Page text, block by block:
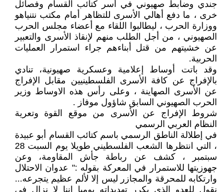
جندي وضابط صهيوني في أسر كتائب القسام وفصائل
خرى ، ما دفع أهالي الأسرى للتظاهر أمام مكتب نتنياهو
ووزارة الحرب ، ليطالبوا اللقاء مع أعضاء مجلس الحرب
الصهيوني ، من أجل الطلب منهم لإنقاذ الأسرى والتعبير
عن خشيتهم من قتل أبناءهم جراء استمرار العمليات
الحربية.
وقد باتت أوساط إعلامية وعسكرية صهيونية، تنادي
بالإفراج عن كافة الأسرى الفلسطينيين مقابل الإفراج
عن الأسرى الصهاينة ، وعلى رأس هذه الاوساط وزير
الحرب الصهيوني السابق شاؤول موفاز .
شروط الإفراج عن الأسرى من موقع القوة وتعرية
النظام العربي الرسمي
في إطلالة الناطق الرسمي باسم كتائب القسام أبو عبيدة
، التي انتظرها الشعب الفلسطيني طويلا يوم السبت 28
سبتمبر ، كشف عن رباطة جأش المقاومة، وعن
جهوزيتها للاستمرار في المعركة بقوله :" عدوان الاحتلال
وارتكابه للمحرقة والمجازر ليس إلا لألم عظيم يتجرعه...
نقول للعدو الذي يكرر تهديداته يوميا إننا لا نزال في